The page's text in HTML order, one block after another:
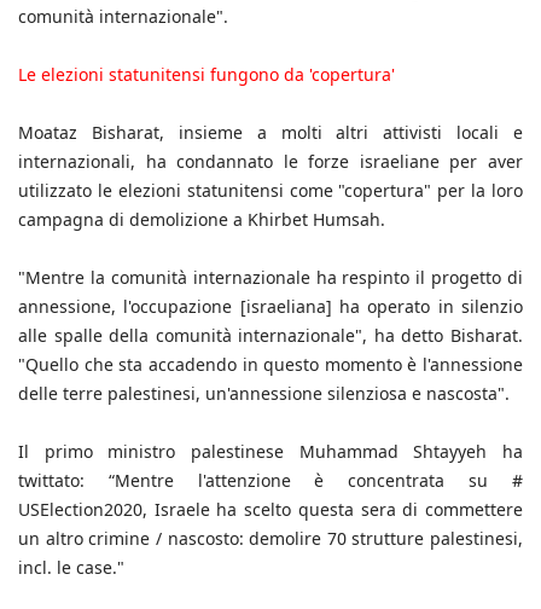
comunità internazionale".
Le elezioni statunitensi fungono da 'copertura'
Moataz Bisharat, insieme a molti altri attivisti locali e
internazionali, ha condannato le forze israeliane per aver
utilizzato le elezioni statunitensi come "copertura" per la loro
campagna di demolizione a Khirbet Humsah.
"Mentre la comunità internazionale ha respinto il progetto di
annessione, l'occupazione [israeliana] ha operato in silenzio
alle spalle della comunità internazionale", ha detto Bisharat.
"Quello che sta accadendo in questo momento è l'annessione
delle terre palestinesi, un'annessione silenziosa e nascosta".
Il primo ministro palestinese Muhammad Shtayyeh ha
twittato: “Mentre l'attenzione è concentrata su #
USElection2020, Israele ha scelto questa sera di commettere
un altro crimine / nascosto: demolire 70 strutture palestinesi,
incl. le case."